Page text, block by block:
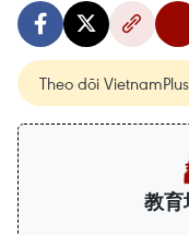
Theo dõi VietnamPlus
教育